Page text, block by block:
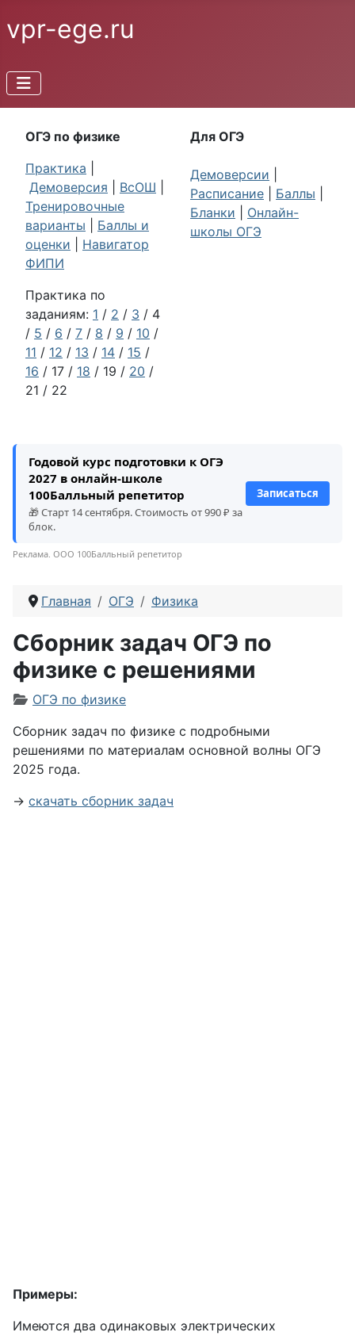
vpr-ege.ru
ОГЭ по физике
Практика
Демоверсия
ВсОШ
Тренировочные
варианты
Баллы и
оценки
Навигатор
ФИПИ
Практика по
заданиям: 1 / 2 / 3 / 4
/ 5 / 6 / 7 / 8 / 9 / 10 /
11 / 12 / 13 / 14 / 15 /
16 / 17 / 18 / 19 / 20 /
21 / 22
Для ОГЭ
Демоверсии
Расписание
Баллы
Бланки
Онлайн-
школы ОГЭ
Годовой курс подготовки к ОГЭ
2027 в онлайн-школе
100Балльный репетитор
🎁 Старт 14 сентября. Стоимость от 990 ₽ за
блок.
Записаться
Реклама. ООО 100Балльный репетитор
Главная ОГЭ Физика
Сборник задач ОГЭ по
физике с решениями
Информация о материале
ОГЭ по физике
Сборник задач по физике с подробными
решениями по материалам основной волны ОГЭ
2025 года.
→ скачать сборник задач
Примеры:
Имеются два одинаковых электрических